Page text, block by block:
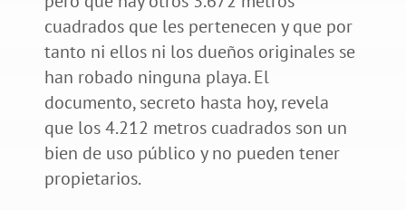
cuadrados que les pertenecen y que por
tanto ni ellos ni los dueños originales se
han robado ninguna playa. El
documento, secreto hasta hoy, revela
que los 4.212 metros cuadrados son un
bien de uso público y no pueden tener
propietarios.